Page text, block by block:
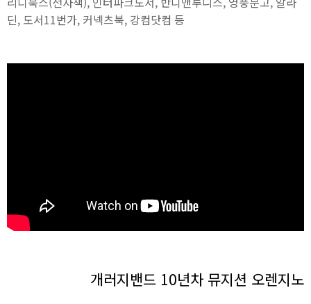
딘, 도서11번가, 커넥츠북, 강컴닷컴 등
개러지밴드 10년차 뮤지션 오렌지노